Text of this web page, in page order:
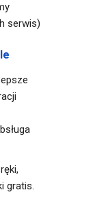
serwis)
gratis.